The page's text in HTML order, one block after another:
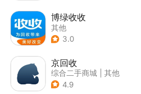
博绿收收
其他
3.0
京回收
综合二手商城
其他
4.9